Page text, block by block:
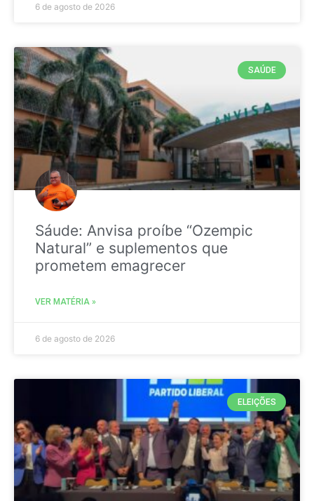
6 de agosto de 2026
SAÚDE
Sáude: Anvisa proíbe “Ozempic
Natural” e suplementos que
prometem emagrecer
VER MATÉRIA »
6 de agosto de 2026
ELEIÇÕES